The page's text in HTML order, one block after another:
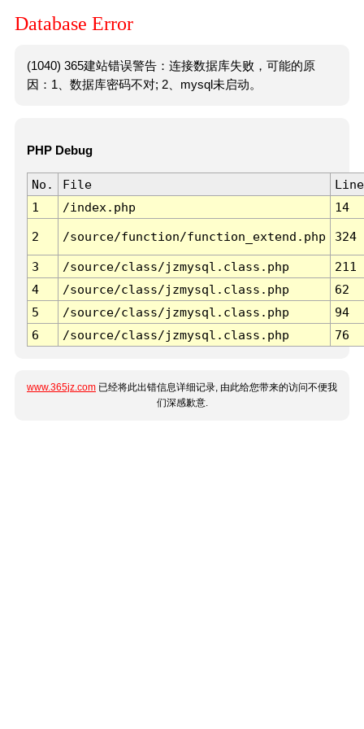
Database Error
(1040) 365建站错误警告：连接数据库失败，可能的原
因：1、数据库密码不对; 2、mysql未启动。
PHP Debug
No. File
Line
1
/index.php 14
2 /source/function/function_extend.php 324
3 /source/class/jzmysql.class.php
211
4
/source/class/jzmysql.class.php
62
5
/source/class/jzmysql.class.php
94
6
/source/class/jzmysql.class.php 76
www.365jz.com 已经将此出错信息详细记录, 由此给您带来的访问不便我
们深感歉意.